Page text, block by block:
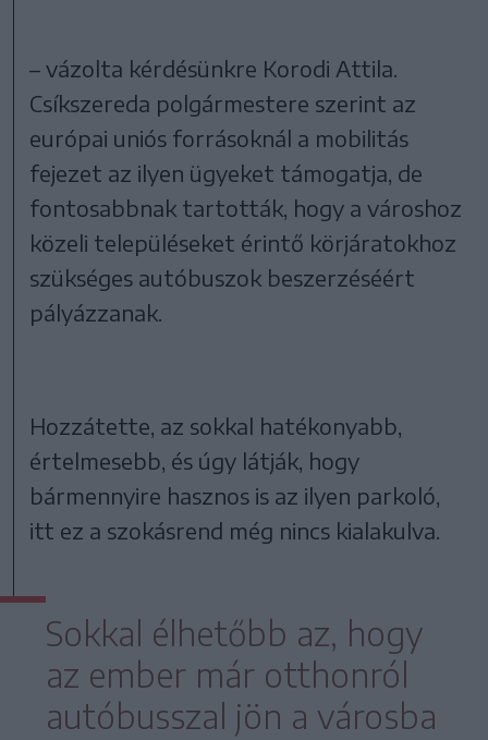
– vázolta kérdésünkre Korodi Attila.
Csíkszereda polgármestere szerint az
európai uniós forrásoknál a mobilitás
fejezet az ilyen ügyeket támogatja, de
fontosabbnak tartották, hogy a városhoz
közeli településeket érintő körjáratokhoz
szükséges autóbuszok beszerzéséért
pályázzanak.
Hozzátette, az sokkal hatékonyabb,
értelmesebb, és úgy látják, hogy
bármennyire hasznos is az ilyen parkoló,
itt ez a szokásrend még nincs kialakulva.
Sokkal élhetőbb az, hogy
az ember már otthonról
autóbusszal jön a városba